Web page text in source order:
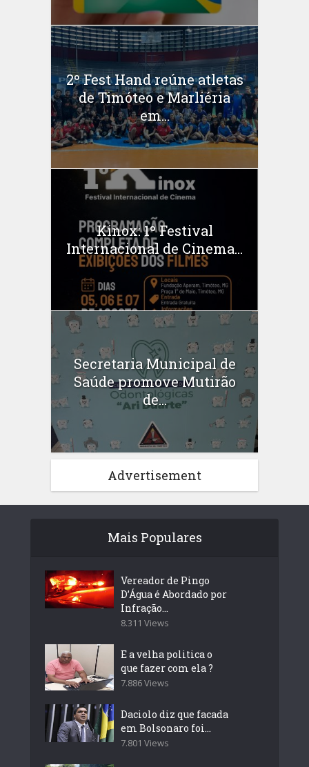
2º Fest Hand reúne atletas
de Timóteo e Marliéria
em...
Kinox: 1º Festival
Internacional de Cinema...
Secretaria Municipal de
Saúde promove Mutirão
de...
Advertisement
Mais Populares
Vereador de Pingo
D’Água é Abordado por
Infração...
8.311 Views
E a velha politica o
que fazer com ela ?
7.886 Views
Daciolo diz que facada
em Bolsonaro foi...
7.801 Views